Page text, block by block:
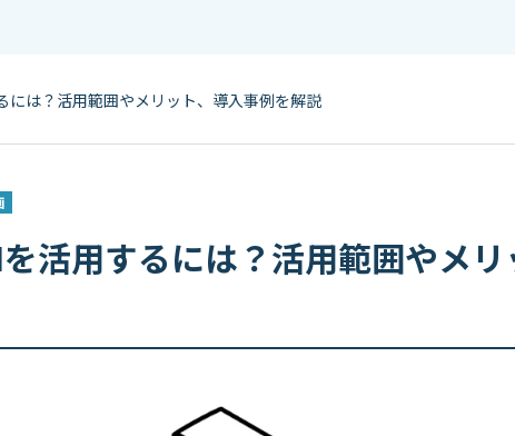
には？活用範囲やメリット、導入事例を解説
活用するには？活用範囲やメリ